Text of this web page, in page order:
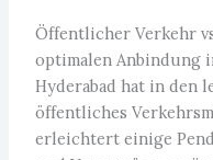
Öffentlicher Verkehr
optimalen Anbindung
Hyderabad hat in den
öffentliches
erleichtert einige